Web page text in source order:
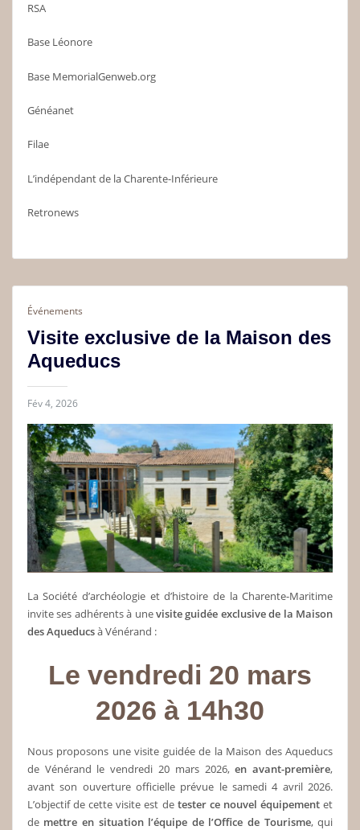
RSA
Base Léonore
Base MemorialGenweb.org
Généanet
Filae
L’indépendant de la Charente-Inférieure
Retronews
Événements
Visite exclusive de la Maison des
Aqueducs
Fév 4, 2026
La Société d’archéologie et d’histoire de la Charente-Maritime
invite ses adhérents à unevisite guidée exclusive de la Maison
des Aqueducsà Vénérand :
Le vendredi 20 mars
2026 à 14h30
Nous proposons une visite guidée de la Maison des Aqueducs
de Vénérand le vendredi 20 mars 2026,en avant-première,
avant son ouverture officielle prévue le samedi 4 avril 2026.
L’objectif de cette visite est de tester ce nouvel équipement et
de mettre en situation l’équipe de l’Office de Tourisme, qui